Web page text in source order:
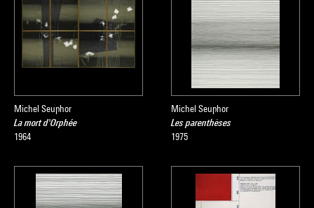
Michel Seuphor
La mort d'Orphée
1964
Michel Seuphor
Les parenthèses
1975